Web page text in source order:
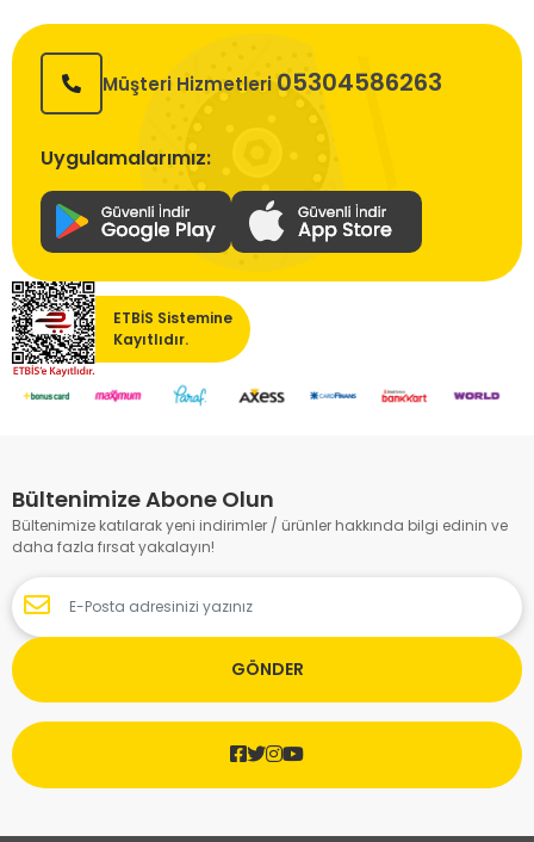
Müşteri Hizmetleri 05304586263
Uygulamalarımız:
ETBİS Sistemine
Kayıtlıdır.
Bültenimize Abone Olun
Bültenimize katılarak yeni indirimler / ürünler hakkında bilgi edinin ve
daha fazla fırsat yakalayın!
GÖNDER